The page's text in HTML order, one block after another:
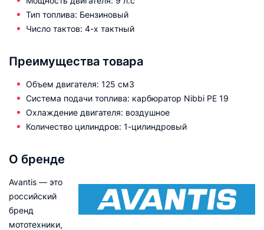
Тип топлива: Бензиновый
Число тактов: 4-х тактный
Преимущества товара
Объем двигателя: 125 см3
Система подачи топлива: карбюратор Nibbi PE 19
Охлаждение двигателя: воздушное
Количество цилиндров: 1-цилиндровый
О бренде
Avantis — это
российский
бренд
мототехники,